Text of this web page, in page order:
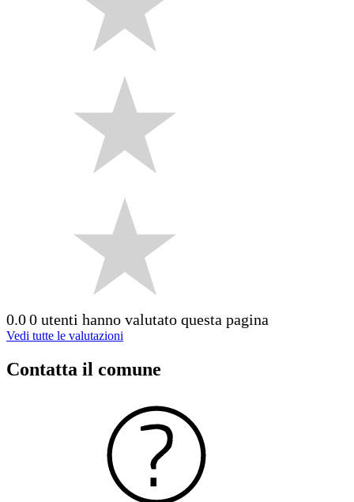
0.00 utenti hanno valutato questa pagina
Vedi tutte le valutazioni
Contatta il comune